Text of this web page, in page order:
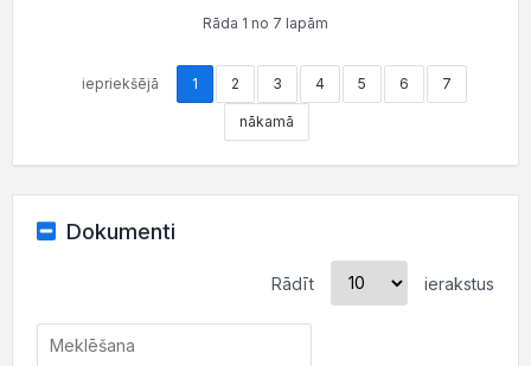
Rāda 1 no 7 lapām
iepriekšējā 1 2 3 4 5 6 7
nākamā
Dokumenti
Rādīt ierakstus